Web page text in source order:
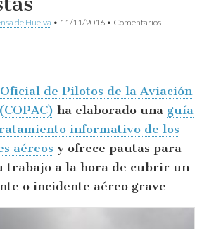
de Huelva • 11/11/2016 • Comentarios
de Pilotos de la Aviación
ha elaborado una guía
informativo de los
aéreos y ofrece pautas para
trabajo a la hora de cubrir un
o incidente aéreo grave